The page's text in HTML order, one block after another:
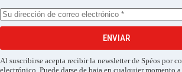
ENVIAR
Al suscribirse acepta recibir la newsletter de Spéos por
electrónico. Puede darse de baja en cualquier momento